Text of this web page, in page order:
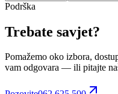
Podrška
Trebate savjet?
Pomažemo oko izbora,
vam odgovara — ili pitajte